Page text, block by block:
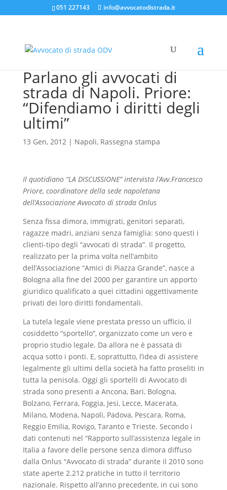
051 227143 info@avvocatodistrada.it
Parlano gli avvocati di
strada di Napoli. Priore:
“Difendiamo i diritti degli
ultimi”
13 Gen, 2012| Napoli, Rassegna stampa
Il quotidiano “LA DISCUSSIONE” intervista l’Avv.Francesco
Priore, coordinatore della sede napoletana
dell’Associazione Avvocato di strada Onlus
Senza fissa dimora, immigrati, genitori separati,
ragazze madri, anziani senza famiglia: sono questi i
clienti-tipo degli “avvocati di strada”. Il progetto,
realizzato per la prima volta nell’ambito
dell’Associazione “Amici di Piazza Grande”, nasce a
Bologna alla fine del 2000 per garantire un apporto
giuridico qualificato a quei cittadini oggettivamente
privati dei loro diritti fondamentali.
La tutela legale viene prestata presso un ufficio, il
cosiddetto “sportello”, organizzato come un vero e
proprio studio legale. Da allora ne è passata di
acqua sotto i ponti. E, soprattutto, l’idea di assistere
legalmente gli ultimi della società ha fatto proseliti in
tutta la penisola. Oggi gli sportelli di Avvocato di
strada sono presenti a Ancona, Bari, Bologna,
Bolzano, Ferrara, Foggia, Jesi, Lecce, Macerata,
Milano, Modena, Napoli, Padova, Pescara, Roma,
Reggio Emilia, Rovigo, Taranto e Trieste. Secondo i
dati contenuti nel “Rapporto sull’assistenza legale in
Italia a favore delle persone senza dimora diffuso
dalla Onlus “Avvocato di strada” durante il 2010 sono
state aperte 2.212 pratiche in tutto il territorio
nazionale. Rispetto all’anno precedente, in cui sono